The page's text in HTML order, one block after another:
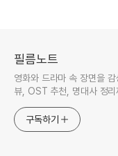
필름노트
영화와 드라마 속 장면을
뷰, OST 추천, 명대사 정
구독하기